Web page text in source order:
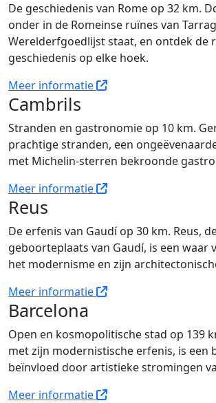
De geschiedenis van Rome op 32 km.
onder in de Romeinse ruïnes van
Werelderfgoedlijst staat, en ontdek de
geschiedenis op elke hoek.
Meer informatie
Cambrils
Stranden en gastronomie op 10 km.
prachtige stranden, een
met Michelin-sterren bekroonde
Meer informatie
Reus
De erfenis van Gaudí op 30 km. Reus,
geboorteplaats van Gaudí, is een waar
het modernisme en zijn
Meer informatie
Barcelona
Open en kosmopolitische stad op 139
met zijn modernistische erfenis, is een
beïnvloed door artistieke stromingen
Meer informatie